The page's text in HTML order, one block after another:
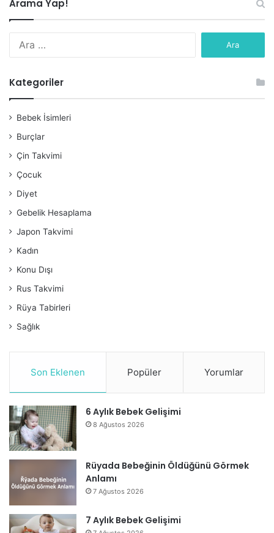
Arama Yap!
Kategoriler
Bebek İsimleri
Burçlar
Çin Takvimi
Çocuk
Diyet
Gebelik Hesaplama
Japon Takvimi
Kadın
Konu Dışı
Rus Takvimi
Rüya Tabirleri
Sağlık
Son Eklenen Popüler Yorumlar
6 Aylık Bebek Gelişimi
8 Ağustos 2026
Rüyada Bebeğinin Öldüğünü Görmek
Anlamı
7 Ağustos 2026
7 Aylık Bebek Gelişimi